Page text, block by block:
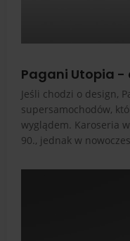
Pagani Utopia -
Jeśli chodzi o design,
supersamochodów,
wyglądem. Karoseria
90., jednak w